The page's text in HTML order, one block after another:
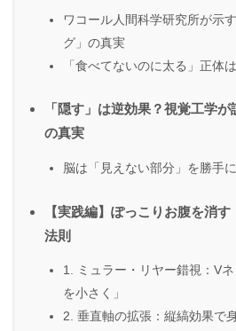
ワコール人間科学研究所が示
グ」の真実
「食べてないのに太る」正体
「隠す」は逆効果？視覚工学が
の真実
脳は「見えない部分」を勝手
【実践編】ぽっこりお腹を消
法則
1. ミュラー・リヤー錯視：V
を小さく」
2. 垂直軸の拡張：縦縞効果で